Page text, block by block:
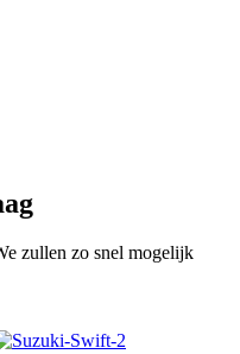
zullen zo snel mogelijk